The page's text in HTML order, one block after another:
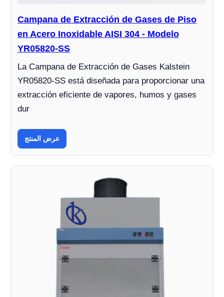
Campana de Extracción de Gases de Piso
en Acero Inoxidable AISI 304 - Modelo
YR05820-SS
La Campana de Extracción de Gases Kalstein
YR05820-SS está diseñada para proporcionar una
extracción eficiente de vapores, humos y gases
dur
عرض المنتج